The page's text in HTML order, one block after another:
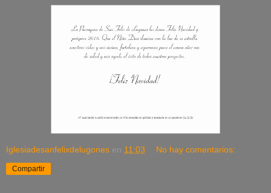
Iglesiadesanfelixdelugones en 11:03 No hay comentarios:
Compartir